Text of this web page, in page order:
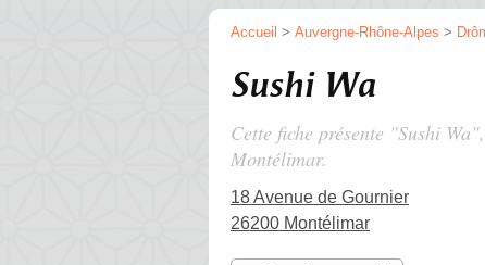
Accueil > Auvergne-Rhône-Alpes >
Sushi Wa
Cette fiche présente "Sushi
Montélimar.
18 Avenue de Gournier
26200 Montélimar